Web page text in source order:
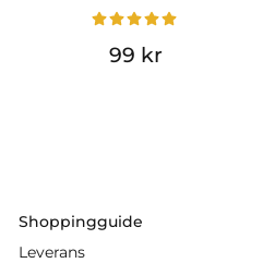
99 kr
Shoppingguide
Leverans